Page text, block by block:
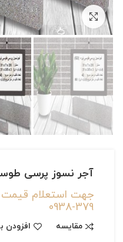
بزرگنمایی تصویر
آجر نسوز پرسی
379-0938
مقایسه افزودن